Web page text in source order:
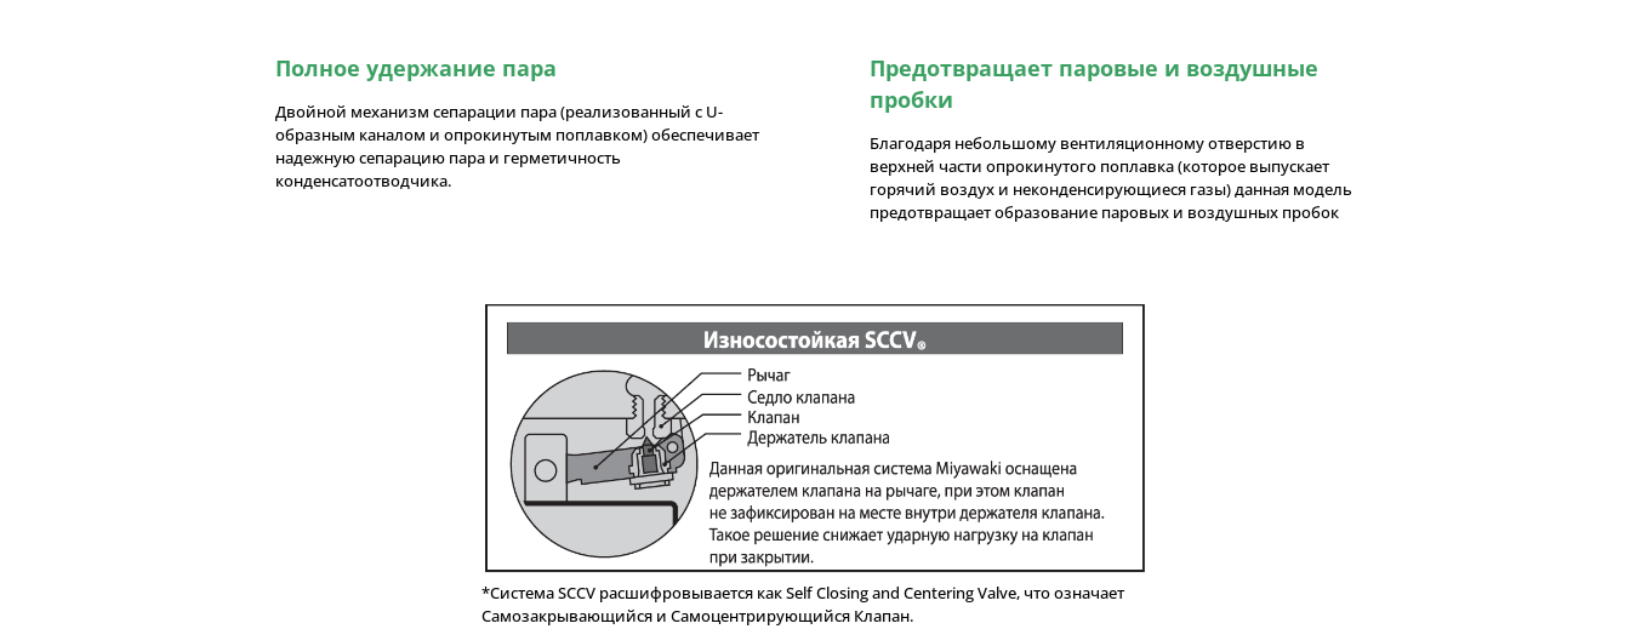
Полное удержание пара
Двойной механизм сепарации пара (реализованный с U-
образным каналом и опрокинутым поплавком) обеспечивает
надежную сепарацию пара и герметичность
конденсатоотводчика.
Предотвращает паровые и воздушные
пробки
Благодаря небольшому вентиляционному отверстию в
верхней части опрокинутого поплавка (которое выпускает
горячий воздух и неконденсирующиеся газы) данная модель
предотвращает образование паровых и воздушных пробок
*Система SCCV расшифровывается как Self Closing and Centering Valve, что означает
Самозакрывающийся и Самоцентрирующийся Клапан.